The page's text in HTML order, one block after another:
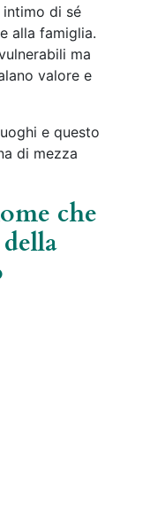
di sé
alla famiglia.
ma
valore e
e questo
di mezza
che